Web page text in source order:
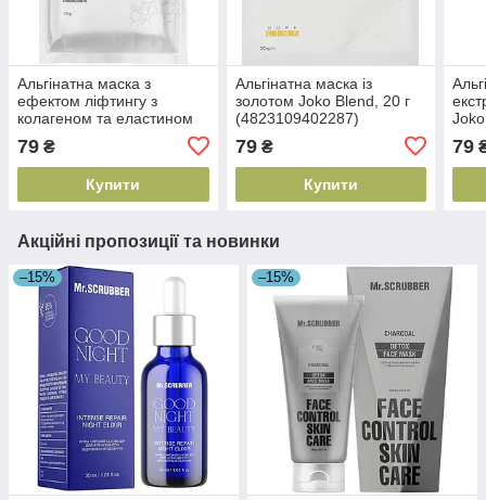
Альгінатна маска з
ефектом ліфтингу з
колагеном та еластином
(4823109401914)
79 ₴
Купити
Альгінатна маска із
золотом Joko Blend, 20 г
(4823109402287)
79₴
Купити
79
Акційні пропозиції та новинки
–15% –15%